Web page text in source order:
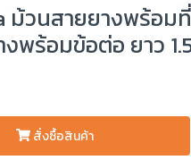
ม้วนสายยางพร้อม
พร้อมข้อต่อ ยาว
สั่งซื้อสินค้า